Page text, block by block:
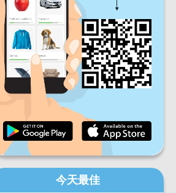
星期六 星期天
每日进度
每月进度
總體進度
今天最佳